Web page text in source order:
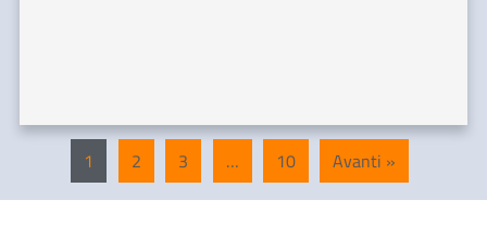
1 2 3 … 10 Avanti »